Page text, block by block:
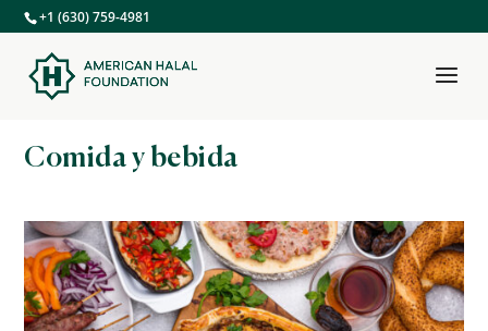
+1 (630) 759-4981
Comida y bebida